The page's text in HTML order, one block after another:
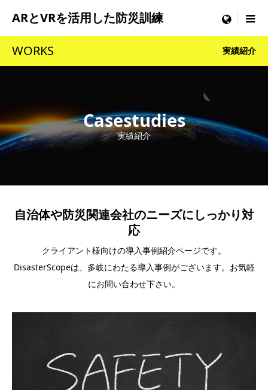
ARとVRを活用した防災訓練 menu
WORKS 実績紹介
Casestudies
実績紹介
自治体や防災関連会社のニーズにしっかり対
応
クライアント様向けの導入事例紹介ページです。
DisasterScopeは、多岐にわたる導入事例がございます。お気軽
にお問い合わせ下さい。